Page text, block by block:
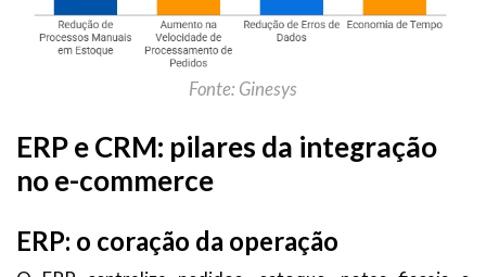
Fonte: Ginesys
ERP e CRM: pilares da integração
no e-commerce
ERP: o coração da operação